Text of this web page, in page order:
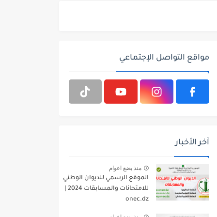
مواقع التواصل الإجتماعي
آخر الأخبار
منذ بضع اعوام
الموقع الرسمي للديوان الوطني
onec.dz